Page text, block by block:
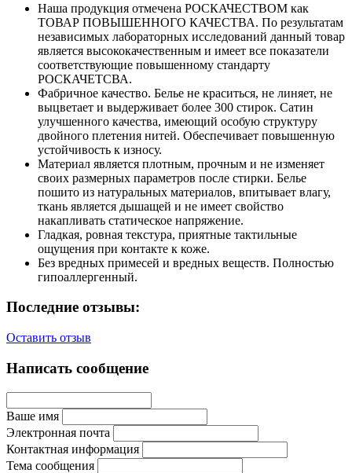
Наша продукция отмечена РОСКАЧЕСТВОМ как
ТОВАР ПОВЫШЕННОГО КАЧЕСТВА. По результатам
независимых лабораторных исследований данный товар
является высококачественным и имеет все показатели
соответствующие повышенному стандарту
РОСКАЧЕТСВА.
Фабричное качество. Белье не краситься, не линяет, не
выцветает и выдерживает более 300 стирок. Сатин
улучшенного качества, имеющий особую структуру
двойного плетения нитей. Обеспечивает повышенную
устойчивость к износу.
Материал является плотным, прочным и не изменяет
своих размерных параметров после стирки. Белье
пошито из натуральных материалов, впитывает влагу,
ткань является дышащей и не имеет свойство
накапливать статическое напряжение.
Гладкая, ровная текстура, приятные тактильные
ощущения при контакте к коже.
Без вредных примесей и вредных веществ. Полностью
гипоаллергенный.
Последние отзывы:
Оставить отзыв
Написать сообщение
Ваше имя
Электронная почта
Контактная информация
Тема сообщения